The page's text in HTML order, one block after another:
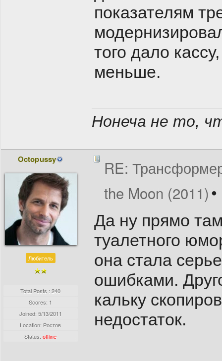
показателям
того дало
меньше.
Нонеча не то,
Octopussy
Любитель
Total Posts : 240
Scores: 1
Joined: 5/13/2011
Location: Ростов
Status:offline
RE:
the Moon (2011)
Да ну прямо
туалетного
она стала
ошибками.
кальку
недостаток.